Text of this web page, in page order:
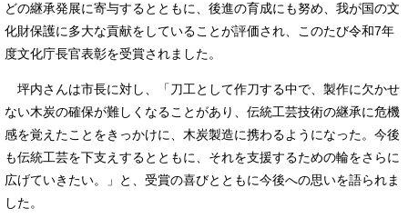
どの継承発展に寄与するとともに、後進の育成にも努め、我が国の文
化財保護に多大な貢献をしていることが評価され、このたび令和7年
度文化庁長官表彰を受賞されました。
坪内さんは市長に対し、「刀工として作刀する中で、製作に欠かせ
ない木炭の確保が難しくなることがあり、伝統工芸技術の継承に危機
感を覚えたことをきっかけに、木炭製造に携わるようになった。今後
も伝統工芸を下支えするとともに、それを支援するための輪をさらに
広げていきたい。」と、受賞の喜びとともに今後への思いを語られま
した。​